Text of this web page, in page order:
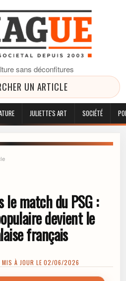
sans déconfitures
UN ARTICLE
JULIETTE'S ART SOCIÉTÉ
le match du PSG :
devient le
français
À JOUR LE 02/06/2026